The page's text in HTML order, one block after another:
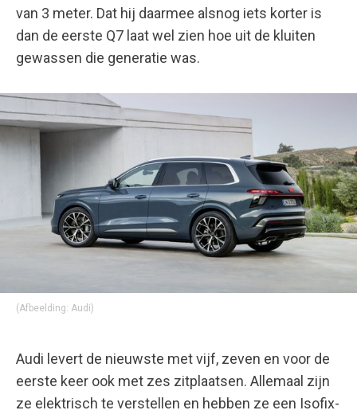
van 3 meter. Dat hij daarmee alsnog iets korter is
dan de eerste Q7 laat wel zien hoe uit de kluiten
gewassen die generatie was.
(Afbeelding: Audi)
Audi levert de nieuwste met vijf, zeven en voor de
eerste keer ook met zes zitplaatsen. Allemaal zijn
ze elektrisch te verstellen en hebben ze een Isofix-